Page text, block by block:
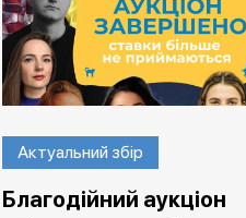
Актуальний збір
Благодійний аукціон